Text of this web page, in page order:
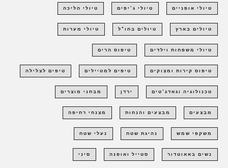
טיולי אופניים טיולי ג'יפים טיולי הליכה
טיולים בארץ טיולים בחו"ל טיולי מערות
טיולי משפחות וילדים טיפוס הרים
טיפוס קירות ומצוקים טיפים למטיילים טיפים לצלילה
טכנולוגיה וגאדג'טים ירדן מבחני מוצרים
מבצעים מבצעים והנחות מצנחי רחיפה
משקפי שמש נהיגת שטח נעלי שטח
נשים באאוטדור סטייל ואופנה סיני